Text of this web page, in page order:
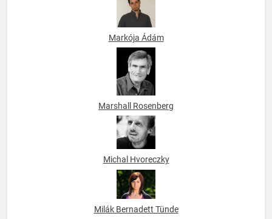
Markója Ádám
Marshall Rosenberg
Michal Hvoreczky